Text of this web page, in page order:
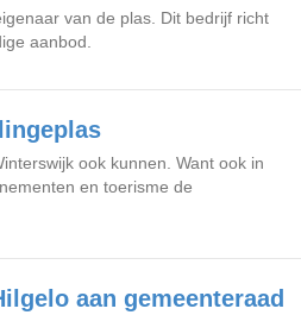
van de plas. Dit bedrijf richt
aanbod.
ook kunnen. Want ook in
en toerisme de
aan gemeenteraad